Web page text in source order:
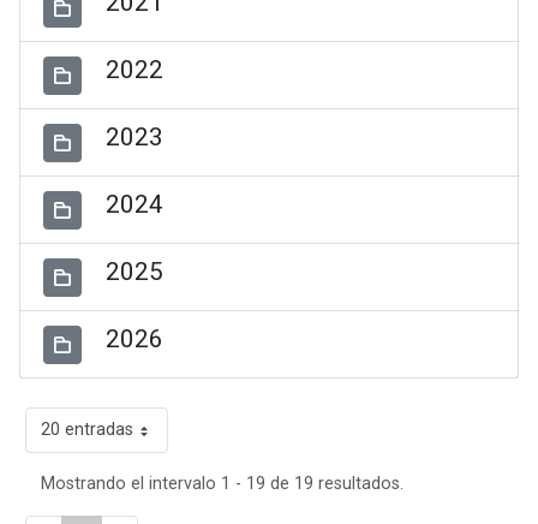
2022
2023
2024
2025
2026
20 entradas
Mostrando el intervalo 1 - 19 de 19 resultados.